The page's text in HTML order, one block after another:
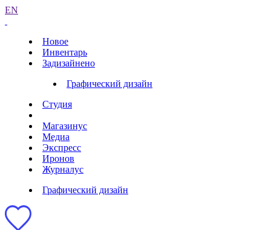
EN
Новое
Инвентарь
Задизайнено
Графический дизайн
Студия
Магазинус
Медиа
Экспресс
Иронов
Журналус
Графический дизайн